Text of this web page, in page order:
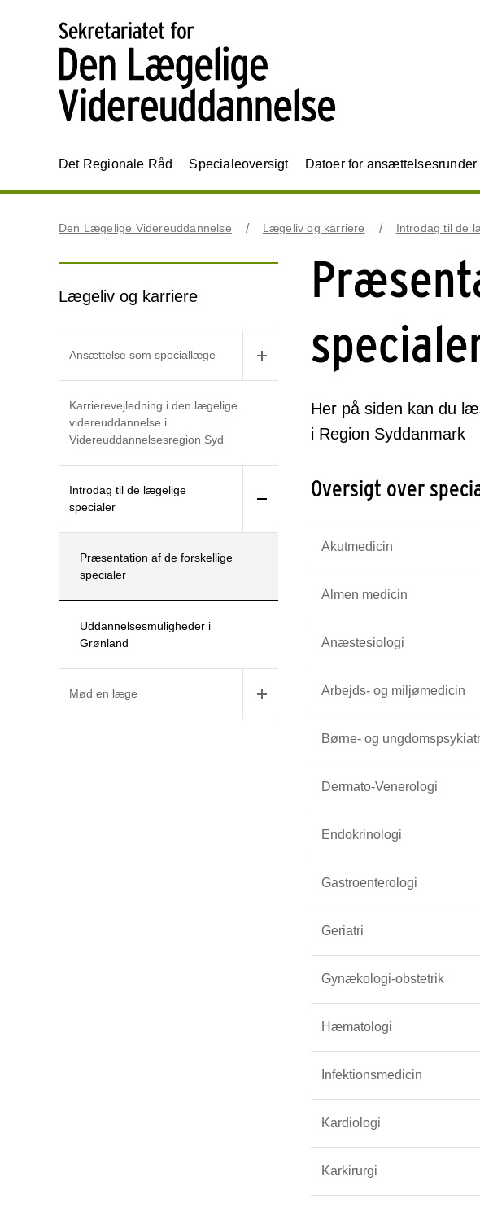
Det Regionale Råd Specialeoversigt Datoer for ansættelsesrunder
Den Lægelige Videreuddannelse Lægeliv og karriere Introdag til de
Lægeliv og karriere
Ansættelse som speciallæge
Karrierevejledning i den lægelige
videreuddannelse i
Videreuddannelsesregion Syd
Introdag til de lægelige
specialer
Præsentation af de forskellige
specialer
Uddannelsesmuligheder i
Grønland
Mød en læge
Her på siden kan du
i Region Syddanmark
Oversigt over
Akutmedicin
Almen medicin
Anæstesiologi
Arbejds- og miljømedicin
Børne- og
Dermato-Venerologi
Endokrinologi
Gastroenterologi
Geriatri
Gynækologi-obstetrik
Hæmatologi
Infektionsmedicin
Kardiologi
Karkirurgi